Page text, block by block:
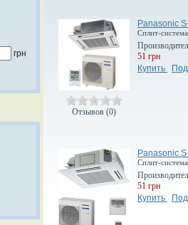
грн
Отзывов (0)
Panasonic
Сплит-
51 грн
Купить
Panasonic
Сплит-
51 грн
Купить